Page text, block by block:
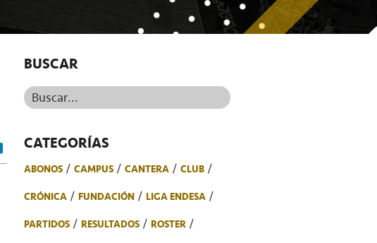
BUSCAR
Buscar...
CATEGORÍAS
ABONOS CAMPUS CANTERA
CLUB
CRÓNICA
FUNDACIÓN
LIGA ENDESA
PARTIDOS
RESULTADOS
ROSTER